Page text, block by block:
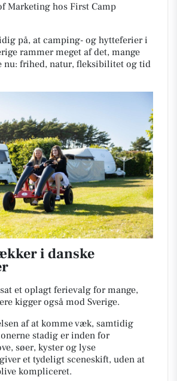
Marketing hos First Camp
på, at camping- og hytteferier i
rammer meget af det, mange
nu: frihed, natur, fleksibilitet og tid
i danske
et oplagt ferievalg for mange,
kigger også mod Sverige.
af at komme væk, samtidig
stadig er inden for
søer, kyster og lyse
et tydeligt sceneskift, uden at
kompliceret.